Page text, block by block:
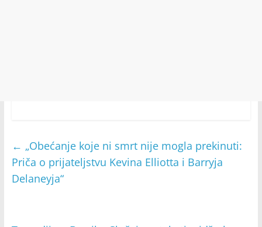
← „Obećanje koje ni smrt nije mogla prekinuti:
Priča o prijateljstvu Kevina Elliotta i Barryja
Delaneyja“